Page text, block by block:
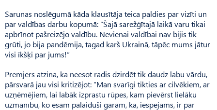
Sarunas noslēgumā kāda klausītāja teica paldies par vizīti un
par valdības darbu kopumā: “Šajā sarežģītajā laikā varu tikai
apbrīnot pašreizējo valdību. Nevienai valdībai nav bijis tik
grūti, jo bija pandēmija, tagad karš Ukrainā, tāpēc mums jātur
visi īkšķi par jums!”
Premjers atzina, ka neesot radis dzirdēt tik daudz labu vārdu,
pārsvarā jau visi kritizējot: “Man svarīgi tikties ar cilvēkiem, ar
uzņēmējiem, lai labāk izprastu rūpes, kam pievērst lielāku
uzmanību, ko esam palaiduši garām, kā, iespējams, ir par